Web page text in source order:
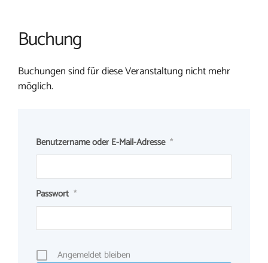
Buchung
Buchungen sind für diese Veranstaltung nicht mehr
möglich.
Benutzername oder E-Mail-Adresse *
Passwort *
Angemeldet bleiben